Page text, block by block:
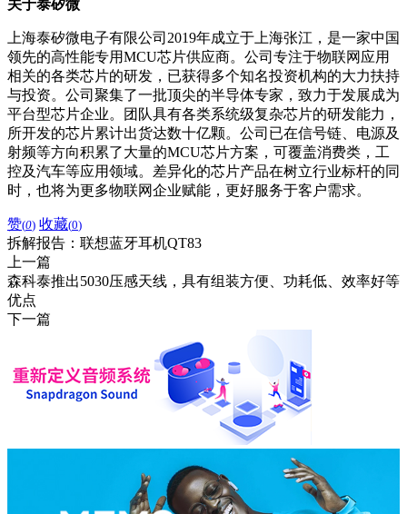
关于泰矽微
上海泰矽微电子有限公司2019年成立于上海张江，是一家中国
领先的高性能专用MCU芯片供应商。公司专注于物联网应用
相关的各类芯片的研发，已获得多个知名投资机构的大力扶持
与投资。公司聚集了一批顶尖的半导体专家，致力于发展成为
平台型芯片企业。团队具有各类系统级复杂芯片的研发能力，
所开发的芯片累计出货达数十亿颗。公司已在信号链、电源及
射频等方向积累了大量的MCU芯片方案，可覆盖消费类，工
控及汽车等应用领域。差异化的芯片产品在树立行业标杆的同
时，也将为更多物联网企业赋能，更好服务于客户需求。
赞(0) 收藏(0)
拆解报告：联想蓝牙耳机QT83
上一篇
森科泰推出5030压感天线，具有组装方便、功耗低、效率好等
优点
下一篇